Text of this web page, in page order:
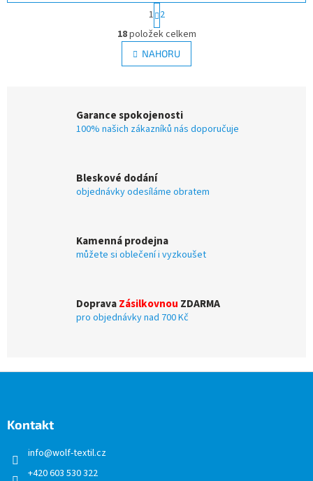
O
v
l
á
í
p
k
y
v
i
s
S
t
r
á
n
k
n
í
1 2
18položek celkem
NAHORU
Garance spokojenosti
100% našich zákazníků nás doporučuje
Bleskové dodání
objednávky odesíláme obratem
Kamenná prodejna
můžete si oblečení i vyzkoušet
DopravaZásilkovnou ZDARMA
pro objednávky nad 700 Kč
Kontakt
info@wolf-textil.cz
+420 603 530 322